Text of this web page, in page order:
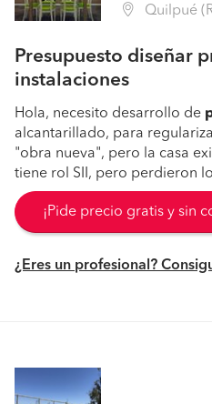
Quilpué (Región
Presupuesto diseñar
instalaciones
Hola, necesito desarrollo de
alcantarillado, para
"obra nueva", pero la casa
tiene rol SII, pero perdieron
¡Pide precio gratis y sin
¿Eres un profesional?